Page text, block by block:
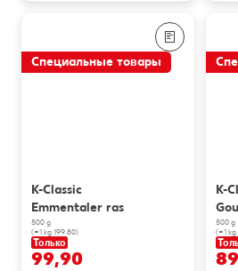
Специальные товары
K-Classic
Emmentaler ras
500 g
(=1 kg 199.80)
Только
99,90
K-
500 g
(=1 kg